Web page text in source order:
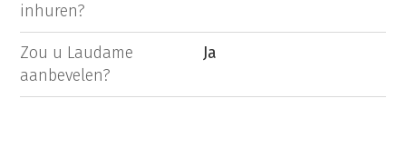
inhuren?
Zou u Laudame
aanbevelen?
Ja